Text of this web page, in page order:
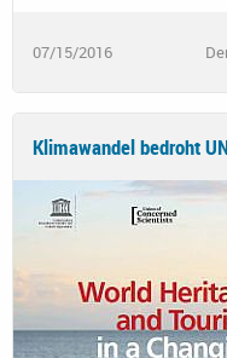
07/15/2016
Klimawandel bedroht